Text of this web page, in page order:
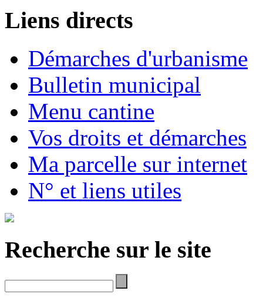
Liens directs
Démarches d'urbanisme
Bulletin municipal
Menu cantine
Vos droits et démarches
Ma parcelle sur internet
N° et liens utiles
Recherche sur le site